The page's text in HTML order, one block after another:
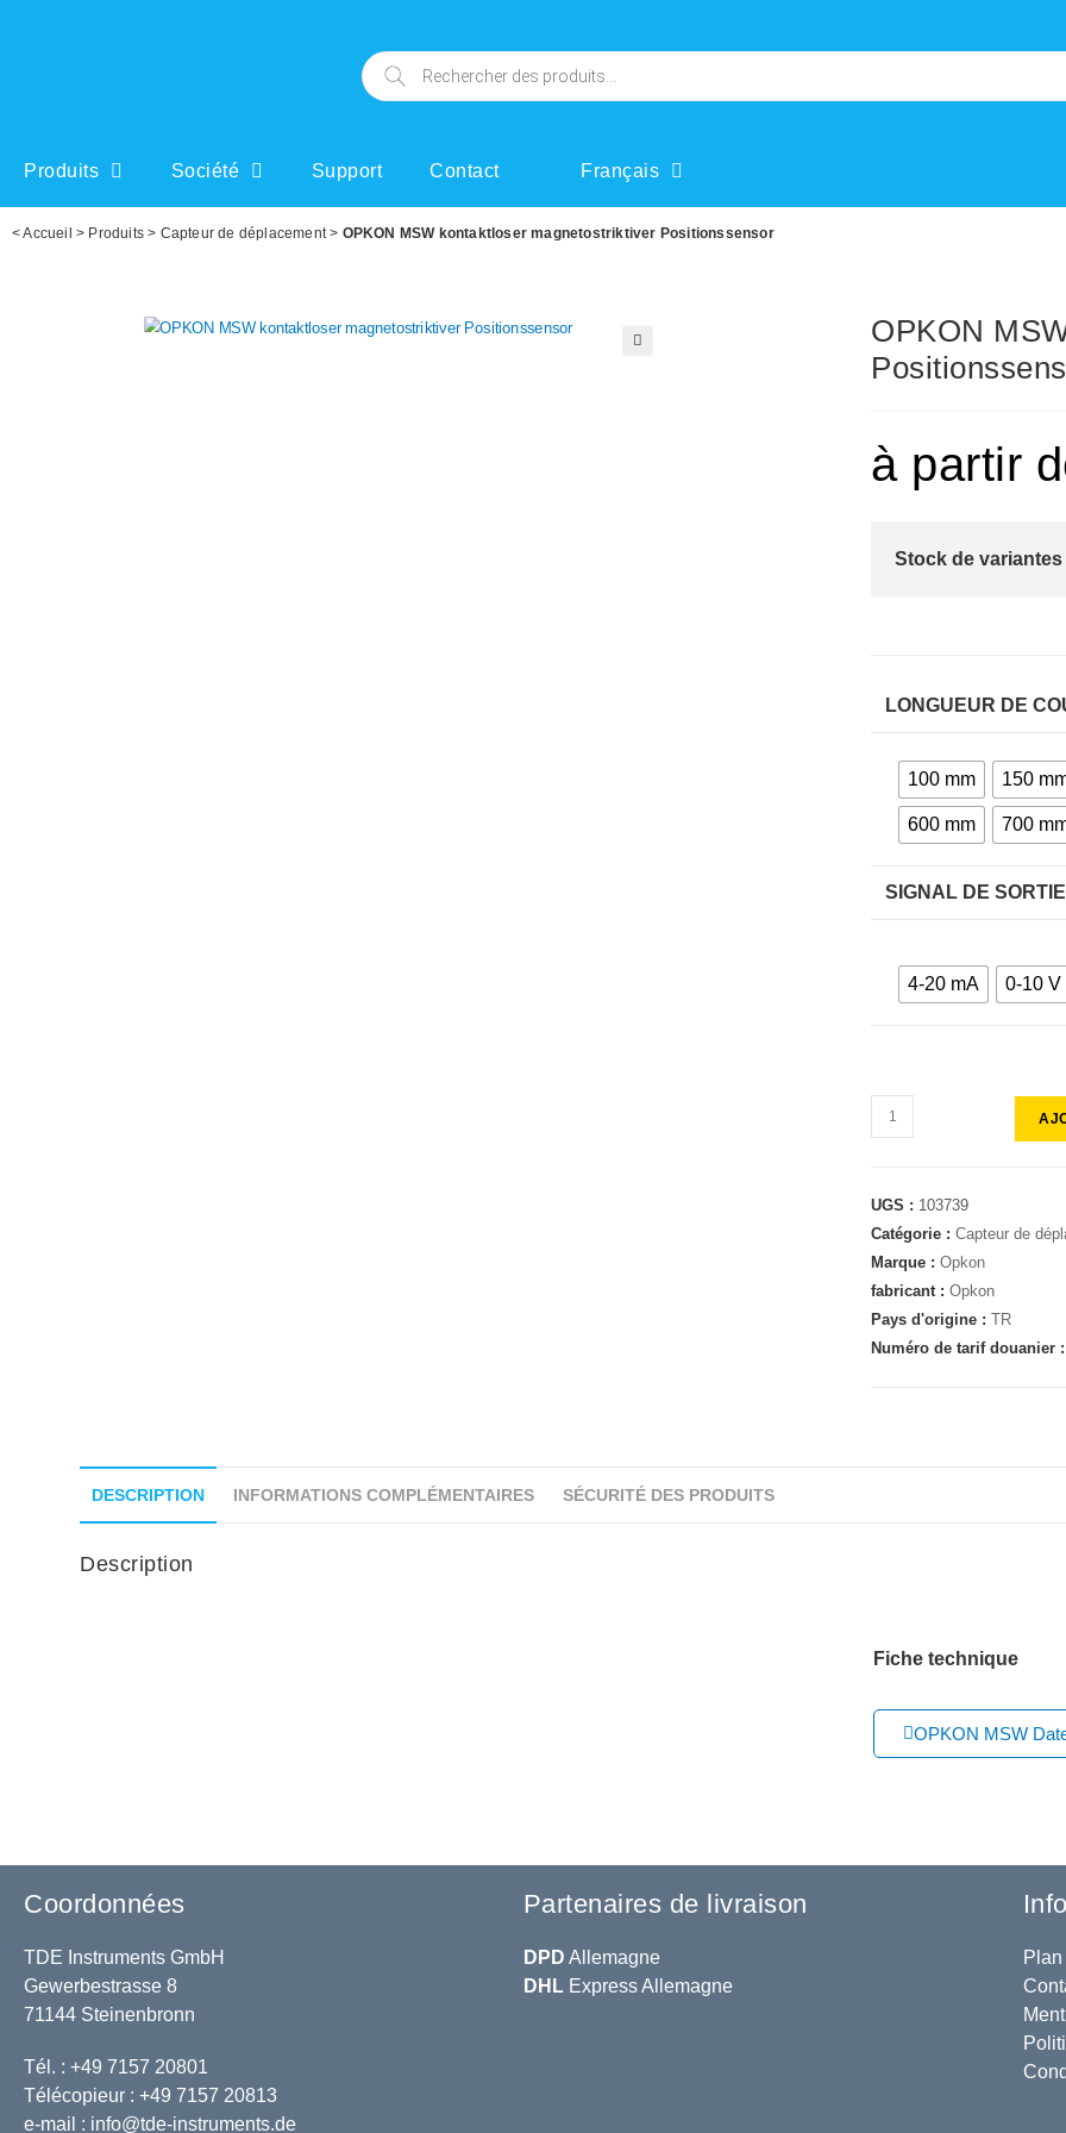
Produits Société Support Contact Français
<Accueil > Produits > Capteur de déplacement> OPKON MSW kontaktloser magnetostriktiver Positionssensor
OPKON
à partir
Stock de variantes
LONGUEUR DE
100 mm 150
600 mm 700
SIGNAL DE SORTIE
4-20 mA 0-10 V
UGS : 103739
Catégorie :Capteur de
Marque :Opkon
fabricant :Opkon
Pays d'origine :TR
Numéro de tarif douanier
DESCRIPTION INFORMATIONS COMPLÉMENTAIRES SÉCURITÉ DES PRODUITS
Description
Fiche technique
OPKON MSW
Coordonnées
TDE Instruments GmbH
Gewerbestrasse 8
71144 Steinenbronn
Tél. : +49 7157 20801
Télécopieur : +49 7157 20813
e-mail : info@tde-instruments.de
Partenaires de livraison
DPD Allemagne
DHLExpress Allemagne